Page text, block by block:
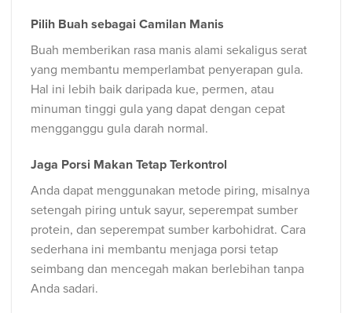
Pilih Buah sebagai Camilan Manis
Buah memberikan rasa manis alami sekaligus serat
yang membantu memperlambat penyerapan gula.
Hal ini lebih baik daripada kue, permen, atau
minuman tinggi gula yang dapat dengan cepat
mengganggu gula darah normal.
Jaga Porsi Makan Tetap Terkontrol
Anda dapat menggunakan metode piring, misalnya
setengah piring untuk sayur, seperempat sumber
protein, dan seperempat sumber karbohidrat. Cara
sederhana ini membantu menjaga porsi tetap
seimbang dan mencegah makan berlebihan tanpa
Anda sadari.